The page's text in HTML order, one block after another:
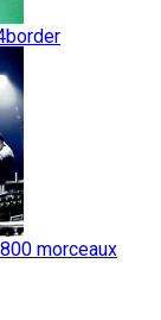
morceaux